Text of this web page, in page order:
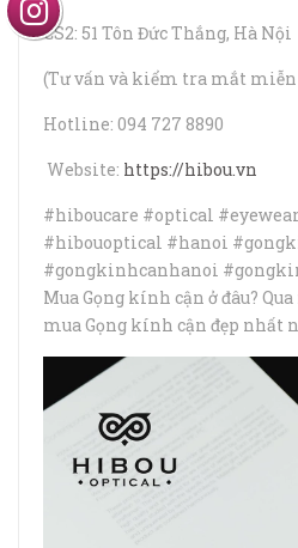
CS2: 51 Tôn Đức Thắng, Hà Nội
(Tư vấn và kiểm tra mắt
Hotline: 094 727 8890
Website: https://hibou.vn
#hiboucare #optical
#hibouoptical #hanoi
#gongkinhcanhanoi
Mua Gọng kính cận ở đâu?
mua Gọng kính cận đẹp nhất